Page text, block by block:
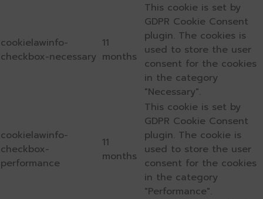
cookielawinfo-
checkbox-necessary
11
months
This cookie is set by
GDPR Cookie Consent
plugin. The cookies is
used to store the user
consent for the cookies
in the category
"Necessary".
cookielawinfo-
checkbox-
performance
11
months
This cookie is set by
GDPR Cookie Consent
plugin. The cookie is
used to store the user
consent for the cookies
in the category
"Performance".